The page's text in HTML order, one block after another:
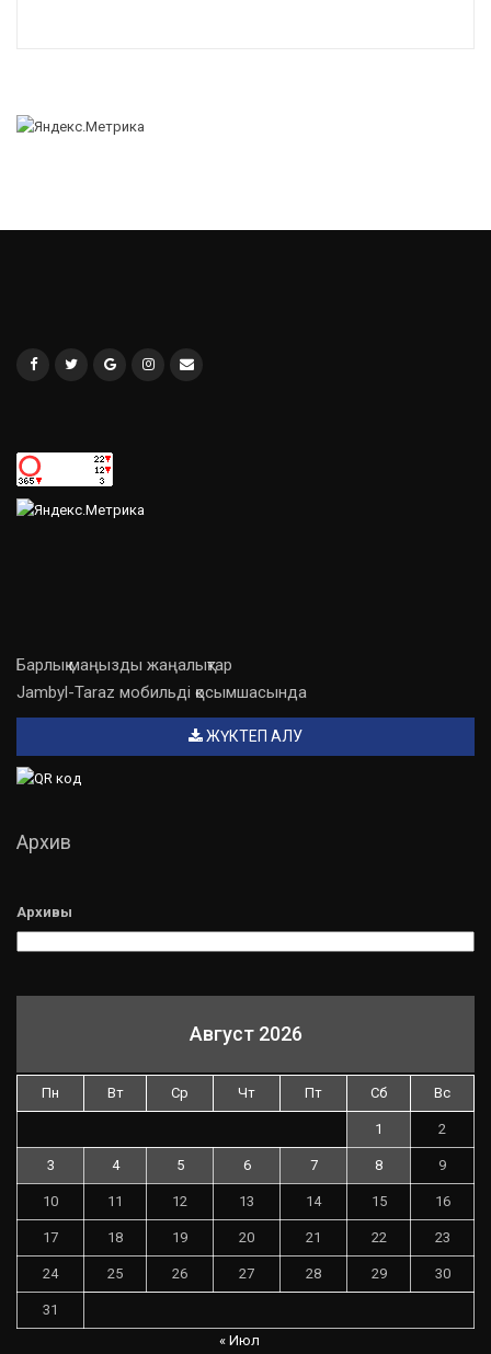
Барлық маңызды жаңалықтар
Jambyl-Taraz мобильді қосымшасында
ЖҮКТЕП АЛУ
Архив
Архивы
Август 2026
Пн Вт Ср Чт Пт Сб Вс
1 2
3 4 5 6 7 8 9
10 11 12 13 14 15 16
17 18 19 20 21 22 23
24 25 26 27 28 29 30
31
« Июл